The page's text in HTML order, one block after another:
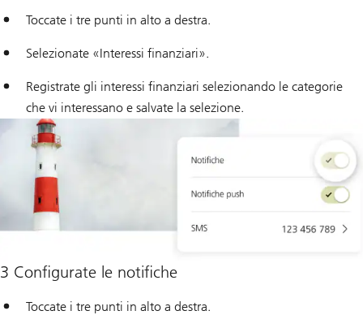
Toccate i tre punti in alto a destra.
Selezionate «Interessi finanziari».
Registrate gli interessi finanziari selezionando le categorie
che vi interessano e salvate la selezione.
3 Configurate le notifiche
Toccate i tre punti in alto a destra.